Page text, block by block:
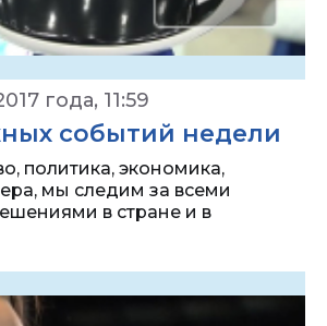
года, 11:59
событий недели
политика, экономика,
мы следим за всеми
в стране и в